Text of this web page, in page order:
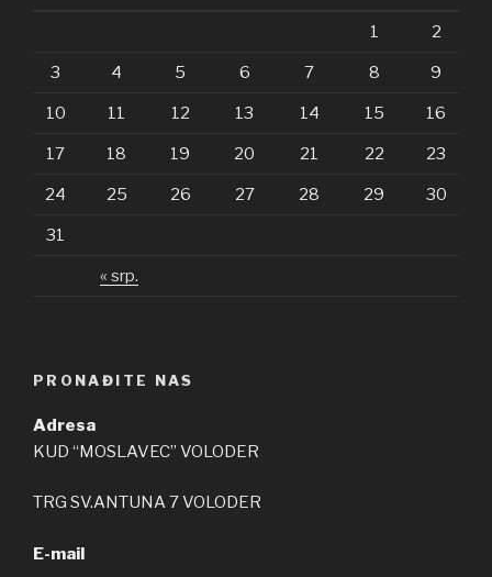
« srp.
1 2
3 4 5 6 7 8 9
10 11 12 13 14 15 16
17 18 19 20 21 22 23
24 25 26 27 28 29 30
31
PRONAĐITE NAS
Adresa
KUD “MOSLAVEC” VOLODER
TRG SV.ANTUNA 7 VOLODER
E-mail